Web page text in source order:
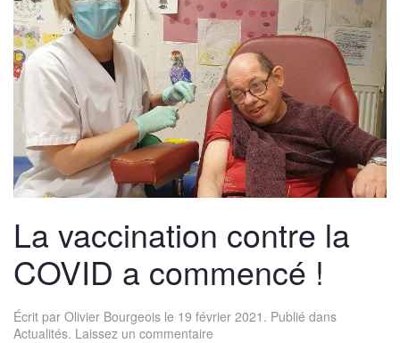
La vaccination contre la
COVID a commencé !
Écrit par Olivier Bourgeois le 19 février 2021 . Publié dans
Actualités. Laissez un commentaire